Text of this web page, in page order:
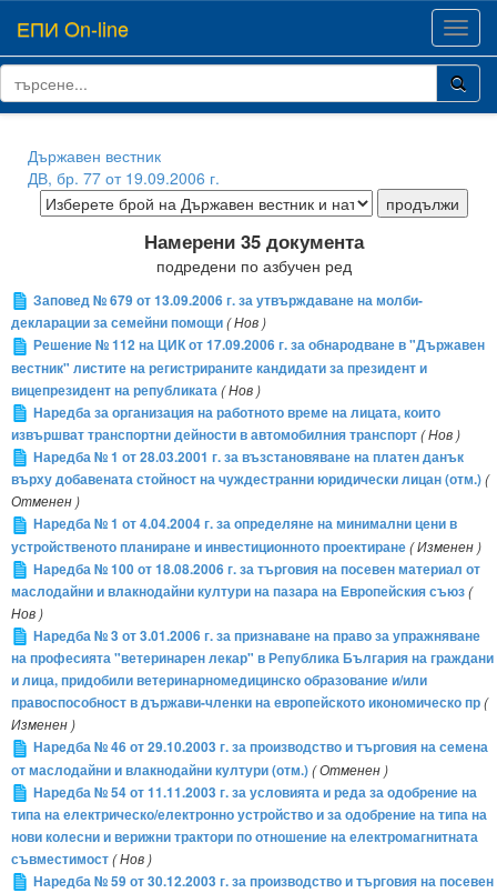
ЕПИ On-line
Държавен вестник
ДВ, бр. 77 от 19.09.2006 г.
Намерени 35 документа
подредени по азбучен ред
Заповед № 679 от 13.09.2006 г. за утвърждаване на молби-
декларации за семейни помощи( Нов )
Решение № 112 на ЦИК от 17.09.2006 г. за обнародване в "Държавен
вестник" листите на регистрираните кандидати за президент и
вицепрезидент на републиката( Нов )
Наредба за организация на работното време на лицата, които
извършват транспортни дейности в автомобилния транспорт( Нов )
Наредба № 1 от 28.03.2001 г. за възстановяване на платен данък
върху добавената стойност на чуждестранни юридически лицан (отм.)(
Отменен )
Наредба № 1 от 4.04.2004 г. за определяне на минимални цени в
устройственото планиране и инвестиционното проектиране( Изменен )
Наредба № 100 от 18.08.2006 г. за търговия на посевен материал от
маслодайни и влакнодайни култури на пазара на Европейския съюз(
Нов )
Наредба № 3 от 3.01.2006 г. за признаване на право за упражняване
на професията "ветеринарен лекар" в Република България на граждани
и лица, придобили ветеринарномедицинско образование и/или
правоспособност в държави-членки на европейското икономическо пр(
Изменен )
Наредба № 46 от 29.10.2003 г. за производство и търговия на семена
от маслодайни и влакнодайни култури (отм.)( Отменен )
Наредба № 54 от 11.11.2003 г. за условията и реда за одобрение на
типа на електрическо/електронно устройство и за одобрение на типа на
нови колесни и верижни трактори по отношение на електромагнитната
съвместимост( Нов )
Наредба № 59 от 30.12.2003 г. за производство и търговия на посевен